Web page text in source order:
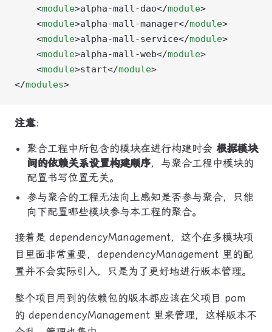
    <
module>alpha-mall-dao</module>
    <
module>alpha-mall-manager</module>
    <
module>alpha-mall-service</module>
    <
module>alpha-mall-web</module>
    <
module>start</module>
</modules>
注意：
聚合工程中所包含的模块在进行构建时会 根据模块
间的依赖关系设置构建顺序，与聚合工程中模块的
配置书写位置无关。
参与聚合的工程无法向上感知是否参与聚合，只能
向下配置哪些模块参与本工程的聚合。
接着是 dependencyManagement，这个在多模块项
目里面非常重要，dependencyManagement 里的配
置并不会实际引入，只是为了更好地进行版本管理。
整个项目用到的依赖包的版本都应该在父项目 pom
的 dependencyManagement 里来管理，这样版本不